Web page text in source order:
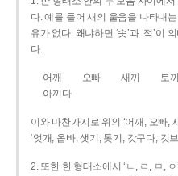
다. 예를 들어 새의 울음을 나타내는
유가 없다. 왜냐하면 ‘솟’과 ‘적’이
다.
어깨 오빠 새끼 토끼
아끼다
이와 마찬가지로 위의 ‘어깨, 오빠,
‘엇개, 옵바, 샛기, 톳기, 갓구다, 깃
2. 또한 한 형태소에서 ‘ㄴ, ㄹ, ㅁ,